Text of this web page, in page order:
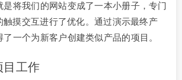
是将我们的网站变成了一本小册子，专门
触摸交互进行了优化。通过演示最终产
一个为新客户创建类似产品的项目。
目工作